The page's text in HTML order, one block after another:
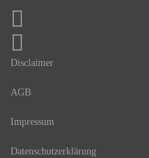
Disclaimer
AGB
Impressum
Datenschutzerklärung